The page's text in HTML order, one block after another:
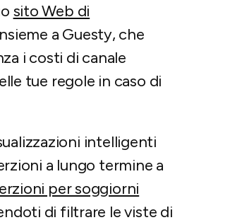
sito Web di
a Guesty, che
i costi di canale
tue regole in caso di
intelligenti
a lungo termine a
per soggiorni
di filtrare le viste di